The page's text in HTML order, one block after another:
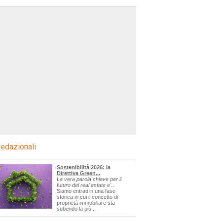
Sostenibilità 2026: la
Direttiva Green...
La vera parola chiave per il
futuro del real estate e'...
Siamo entrati in una fase
storica in cui il concetto di
proprietà immobiliare sta
subendo la più...